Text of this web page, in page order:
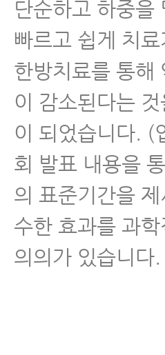
단순하고 하중을
빠르고 쉽게 치
한방치료를 통
이 감소된다는
이 되었습니다. (
회 발표 내용을
의 표준기간을
수한 효과를 과
의의가 있습니다.